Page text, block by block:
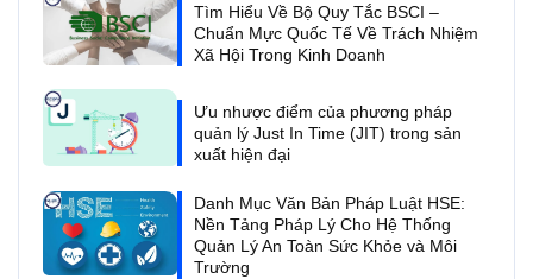
Tìm Hiểu Về Bộ Quy Tắc BSCI –
Chuẩn Mực Quốc Tế Về Trách Nhiệm
Xã Hội Trong Kinh Doanh
Ưu nhược điểm của phương pháp
quản lý Just In Time (JIT) trong sản
xuất hiện đại
Danh Mục Văn Bản Pháp Luật HSE:
Nền Tảng Pháp Lý Cho Hệ Thống
Quản Lý An Toàn Sức Khỏe và Môi
Trường